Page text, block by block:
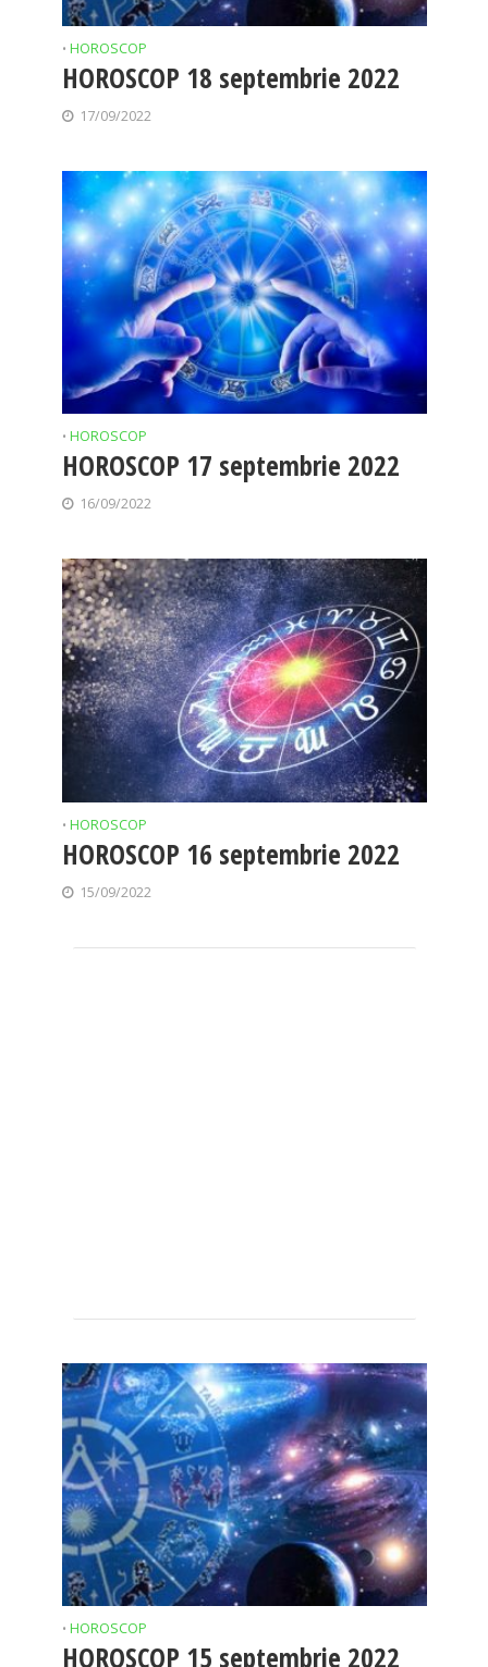
• HOROSCOP
HOROSCOP 18 septembrie 2022
17/09/2022
• HOROSCOP
HOROSCOP 17 septembrie 2022
16/09/2022
• HOROSCOP
HOROSCOP 16 septembrie 2022
15/09/2022
• HOROSCOP
HOROSCOP 15 septembrie 2022